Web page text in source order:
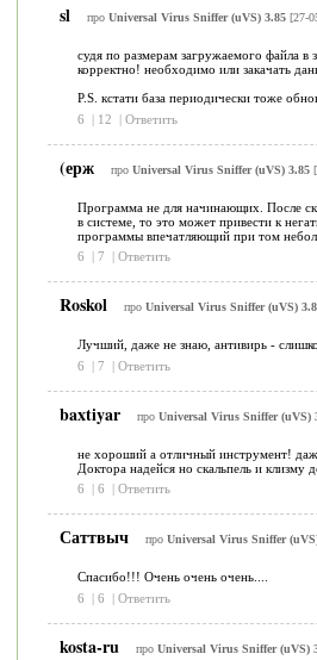
sl про Universal Virus Sniffer (uVS) 3.85[27-
судя по размерам загружаемого файла в
корректно! необходимо или закачать
P.S. кстати база периодически тоже
6
| 12 | Ответить
(ерж про Universal Virus Sniffer (uVS) 3.85
Программа не для начинающих. После
в системе, то это может привести к
программы впечатляющий при том
6
| 7 | Ответить
Roskol про Universal Virus Sniffer (uVS)
Лучший, даже не знаю, антивирь -
6
| 7 | Ответить
baxtiyar про Universal Virus Sniffer (uVS)
не хороший а отличный инструмент!
Доктора надейся но скальпель и клизму
6
| 6 | Ответить
Саттвыч про Universal Virus Sniffer
Спасибо!!! Очень очень очень....
6
| 6 | Ответить
kosta-ru про Universal Virus Sniffer (uVS)